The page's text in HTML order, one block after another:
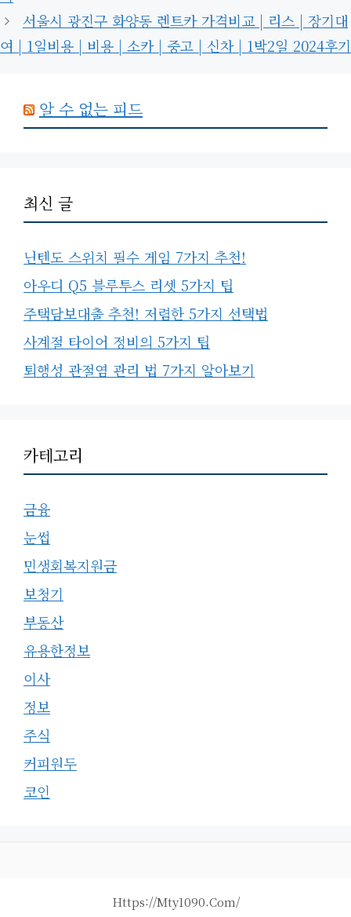
서울시 광진구 화양동 렌트카 가격비교 | 리스 | 장기대
여 | 1일비용 | 비용 | 소카 | 중고 | 신차 | 1박2일 2024후기
알 수 없는 피드
최신 글
닌텐도 스위치 필수 게임 7가지 추천!
아우디 Q5 블루투스 리셋 5가지 팁
주택담보대출 추천! 저렴한 5가지 선택법
사계절 타이어 정비의 5가지 팁
퇴행성 관절염 관리 법 7가지 알아보기
카테고리
금융
눈썹
민생회복지원금
보청기
부동산
유용한정보
이사
정보
주식
커피원두
코인
Https://mty1090.com/